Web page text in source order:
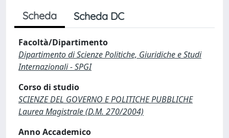
Scheda Scheda DC
Facoltà/Dipartimento
Dipartimento di Scienze Politiche, Giuridiche e Studi
Internazionali - SPGI
Corso di studio
SCIENZE DEL GOVERNO E POLITICHE PUBBLICHE
Laurea Magistrale (D.M. 270/2004)
Anno Accademico